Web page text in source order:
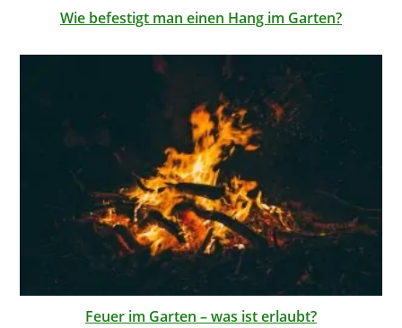
Wie befestigt man einen Hang im Garten?
Feuer im Garten – was ist erlaubt?